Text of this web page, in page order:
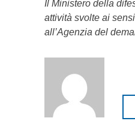
Il Ministero della
attività svolte ai
all’Agenzia del